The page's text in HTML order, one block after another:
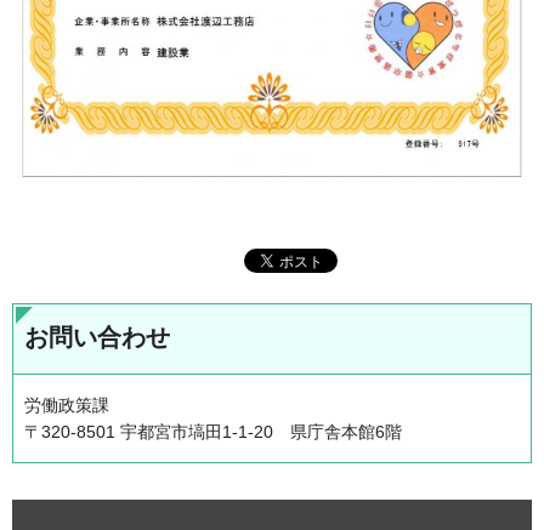
お問い合わせ
労働政策課
〒320-8501 宇都宮市塙田1-1-20 県庁舎本館6階